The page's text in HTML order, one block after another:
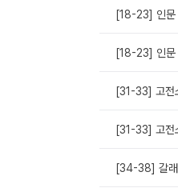
[18-23] 인문
[18-23] 인문
[31-33] 고전
[31-33] 고전
[34-38] 갈래